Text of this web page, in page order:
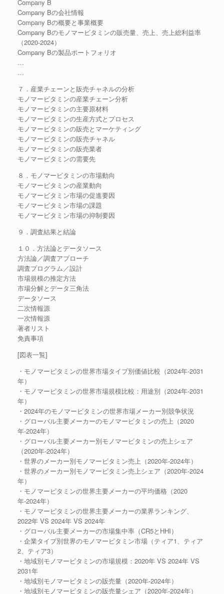
Company B
Company Bの会社情報
Company Bの概要と事業概要
Company Bのモノマービタミンの販売量、売上、売上総利益率
（2020-2024）
Company Bの製品ポートフォリオ
…
…
７．産業チェーンと販売チャネルの分析
モノマービタミンの産業チェーン分析
モノマービタミンの主要原材料
モノマービタミンの生産方式とプロセス
モノマービタミンの販売とマーケティング
モノマービタミンの販売チャネル
モノマービタミンの販売業者
モノマービタミンの需要先
８．モノマービタミンの市場動向
モノマービタミンの産業動向
モノマービタミン市場の促進要因
モノマービタミン市場の課題
モノマービタミン市場の抑制要因
９．調査結果と結論
１０．方法論とデータソース
方法論／調査アプローチ
調査プログラム／設計
市場規模の推定方法
市場分解とデータ三角法
データソース
二次情報源
一次情報源
著者リスト
免責事項
[図表一覧]
・モノマービタミンの世界市場タイプ別価値比較（2024年-2031
年）
・モノマービタミンの世界市場規模比較：用途別（2024年-2031
年）
・2024年のモノマービタミンの世界市場メーカー別競争状況
・グローバル主要メーカーのモノマービタミンの売上（2020
年-2024年）
・グローバル主要メーカー別モノマービタミンの売上シェア
（2020年-2024年）
・世界のメーカー別モノマービタミン売上（2020年-2024年）
・世界のメーカー別モノマービタミン売上シェア（2020年-2024
年）
・モノマービタミンの世界主要メーカーの平均価格（2020
年-2024年）
・モノマービタミンの世界主要メーカーの業界ランキング、
2022年 VS 2024年 VS 2024年
・グローバル主要メーカーの市場集中率（CR5とHHI）
・企業タイプ別世界のモノマービタミン市場（ティア1、ティア
2、ティア3）
・地域別モノマービタミンの市場規模：2020年 VS 2024年 VS
2031年
・地域別モノマービタミンの販売量（2020年-2024年）
・地域別モノマービタミンの販売量シェア（2020年-2024年）